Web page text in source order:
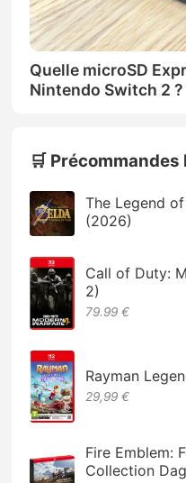
Quelle microSD
Nintendo Switch 2 ?
🛒
The Legend
(2026)
Call of Duty:
2)
79.99 €
Rayman
29,99 €
Fire Emblem:
Collection